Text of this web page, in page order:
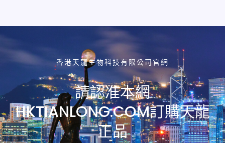
香港天龍生物科技有限公司官網
請認准本網
HKTIANLONG.COM訂購天龍
正品